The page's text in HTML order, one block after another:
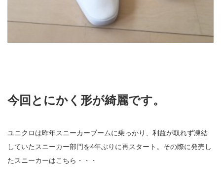
今回とにかく形が綺麗です。
ユニクロは昨年スニーカーブームに乗っかり、利益が取れず凍結
していたスニーカー部門を4年ぶりに再スタート。その際に発売し
たスニーカーはこちら・・・